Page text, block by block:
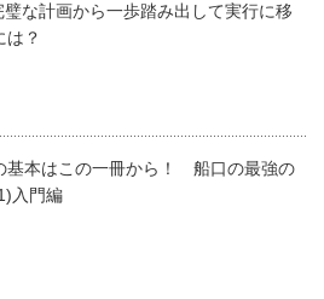
璧な計画から一歩踏み出して実行に移
は？
基本はこの一冊から！ 船口の最強の
入門編